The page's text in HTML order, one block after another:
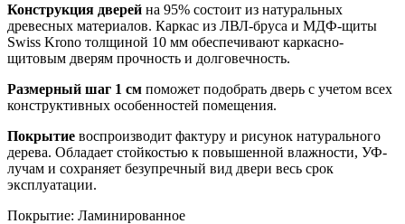
Конструкция дверей на 95% состоит из натуральных
древесных материалов. Каркас из ЛВЛ-бруса и МДФ-щиты
Swiss Krono толщиной 10 мм обеспечивают каркасно-
щитовым дверям прочность и долговечность.
Размерный шаг 1 см поможет подобрать дверь с учетом всех
конструктивных особенностей помещения.
Покрытие воспроизводит фактуру и рисунок натурального
дерева. Обладает стойкостью к повышенной влажности, УФ-
лучам и сохраняет безупречный вид двери весь срок
эксплуатации.
Покрытие: Ламинированное